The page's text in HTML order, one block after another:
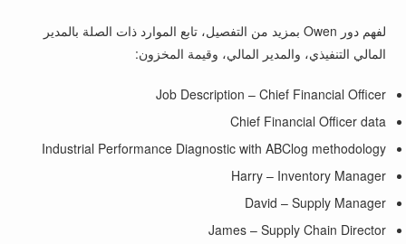
لفهم دور Owen بمزيد من التفصيل، تابع الموارد ذات الصلة بالمدير
المالي التنفيذي، والمدير المالي، وقيمة المخزون:
Job Description – Chief Financial Officer
Chief Financial Officer data
Industrial Performance Diagnostic with ABClog methodology
Harry – Inventory Manager
David – Supply Manager
James – Supply Chain Director